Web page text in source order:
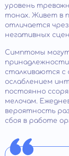
уровень
тонах. Живет в
отличается
негативных
Симптомы могут
сталкиваются с
ослаблением
постоянно
мелочам.
вероятность
сбоя в работе